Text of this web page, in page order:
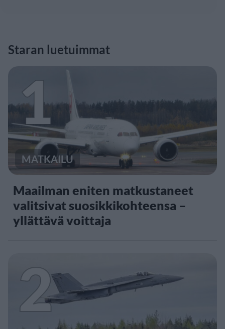
Staran luetuimmat
1
MATKAILU
Maailman eniten matkustaneet
valitsivat suosikkikohteensa –
yllättävä voittaja
2